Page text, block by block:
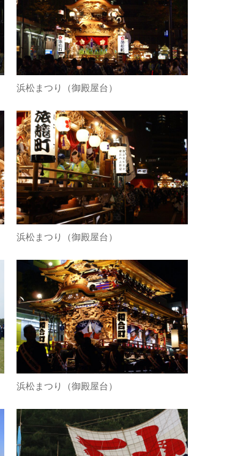
浜松まつり（御殿屋台）
浜松まつり（御殿屋台）
浜松まつり（御殿屋台）